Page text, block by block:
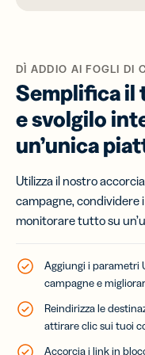
DÌ ADDIO AI FOGLI DI
Semplifica il
e svolgilo
un’unica
Utilizza il nostro
campagne, condividere
monitorare tutto su
Aggiungi i parametri
campagne e
Reindirizza le
attirare clic sui tuoi
Accorcia i link in